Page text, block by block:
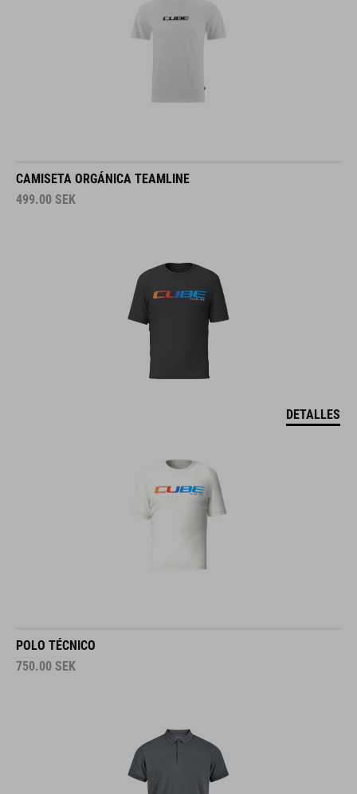
CAMISETA ORGÁNICA TEAMLINE
499.00 SEK
DETALLES
POLO TÉCNICO
750.00 SEK